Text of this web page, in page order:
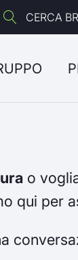
CERCA
o
qui per